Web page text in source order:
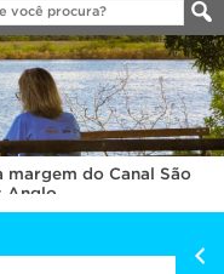
Canais
margem do Canal São
Anglo